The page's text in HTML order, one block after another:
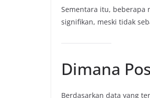
Sementara itu, beberapa
signifikan, meski tidak
Dimana
Berdasarkan data yang